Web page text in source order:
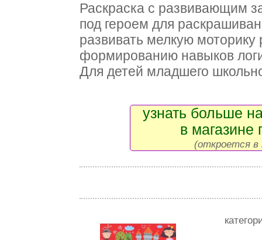
Раскраска с развивающим
под героем для
развивать мелкую моторику
формированию навыков
Для детей младшего
узнать больше
в магазине
(откроется в